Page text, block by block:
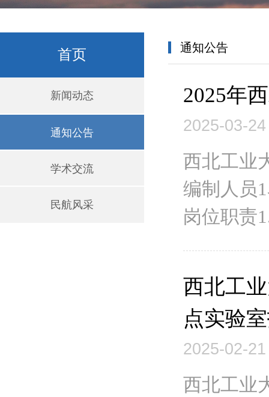
首页
新闻动态
通知公告
学术交流
民航风采
通知公告
2025年
2025-03-24
西北工业
编制人员
岗位职责
西北工
点实验
2025-02-21
西北工业